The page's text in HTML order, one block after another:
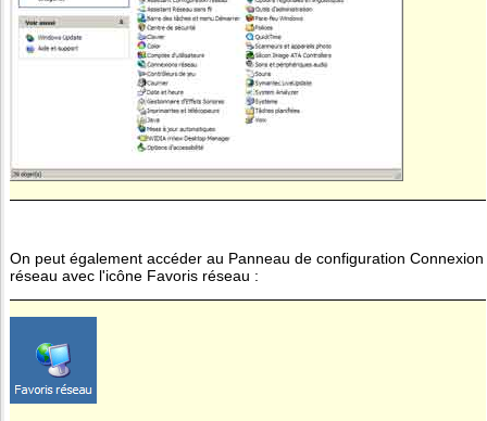
On peut également accéder au Panneau de configuration Connexion
réseau avec l'icône Favoris réseau :